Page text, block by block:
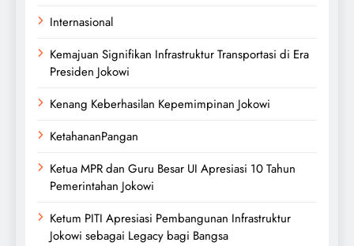
Internasional
Kemajuan Signifikan Infrastruktur Transportasi di Era
Presiden Jokowi
Kenang Keberhasilan Kepemimpinan Jokowi
KetahananPangan
Ketua MPR dan Guru Besar UI Apresiasi 10 Tahun
Pemerintahan Jokowi
Ketum PITI Apresiasi Pembangunan Infrastruktur
Jokowi sebagai Legacy bagi Bangsa